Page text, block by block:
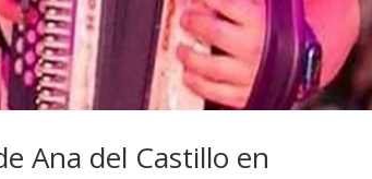
Ana del Castillo en